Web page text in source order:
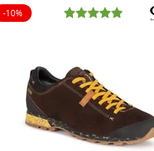
-10%
10% reduziert